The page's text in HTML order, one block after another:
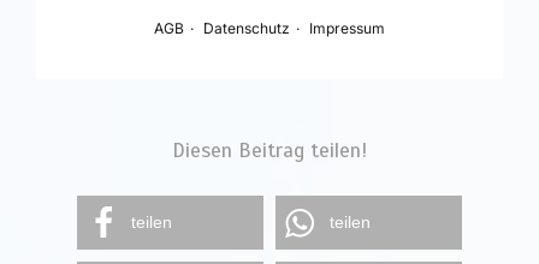
Diesen Beitrag teilen!
teilen teilen